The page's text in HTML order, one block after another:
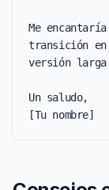
Me
transición en
versión
Un saludo,
[Tu nombre]